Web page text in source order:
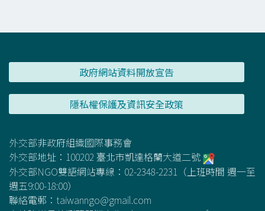
政府網站資料開放宣告
隱私權保護及資訊安全政策
外交部非政府組織國際事務會
外交部地址：100202 臺北市凱達格蘭大道二號
外交部NGO雙語網站專線：02-2348-2231（上班時間 週一至
週五9:00-18:00）
聯絡電郵： taiwanngo@gmail.com